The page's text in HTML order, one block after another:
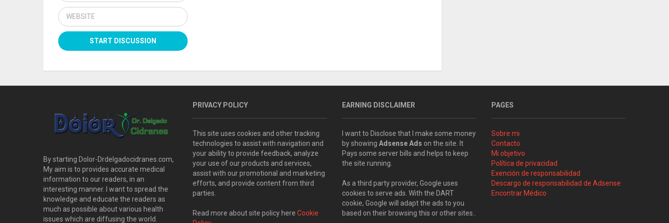
By starting Dolor-Drdelgadocidranes.com,
My aim is to provides accurate medical
information to our readers, in an
interesting manner. I want to spread the
knowledge and educate the readers as
much as possible about various health
issues which are diffusing the world.
PRIVACY POLICY
This site uses cookies and other tracking
technologies to assist with navigation and
your ability to provide feedback, analyze
your use of our products and services,
assist with our promotional and marketing
efforts, and provide content from third
parties.
Read more about site policy here Cookie
EARNING DISCLAIMER
I want to Disclose that I make some money
by showing Adsense Ads on the site. It
Pays some server bills and helps to keep
the site running.
As a third party provider, Google uses
cookies to serve ads. With the DART
cookie, Google will adapt the ads to you
based on their browsing this or other sites..
PAGES
Sobre mi
Contacto
Mi objetivo
Política de privacidad
Exención de responsabilidad
Descargo de responsabilidad de Adsense
Encontrar Médico